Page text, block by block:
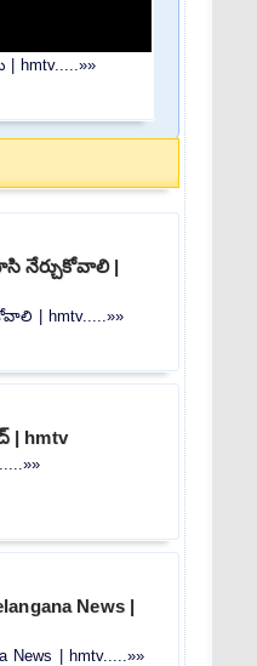
| hmtv.....»»
నేర్చుకోవాలి |
| hmtv.....»»
| hmtv
News |
News | hmtv.....»»